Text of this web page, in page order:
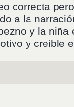
correcta
a la
y la niña
y creible